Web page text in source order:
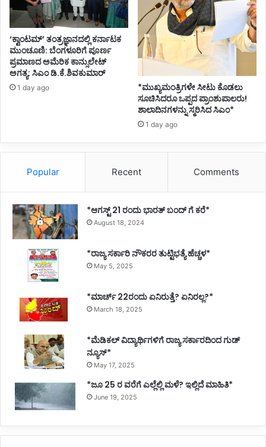
‘ಕ್ವಾಂಟಮ್’ ತಂತ್ರಜ್ಞಾನದಲ್ಲಿ ಕರ್ನಾಟಕ
ಮುಂಚೂಣಿ: ಬೆಂಗಳೂರಿಗೆ ಪೂರ್ಣ
ಪ್ರಮಾಣದ ಅಮೆರಿಕ ಕಾನ್ಸುಲೇಟ್
ಅಗತ್ಯ: ಸಿಎಂ ಡಿ.ಕೆ.ಶಿವಕುಮಾರ್
1 day ago
*ಮುಖ್ಯಮಂತ್ರಿಗಳೇ ಸೀಟು ಕೊಡಲು
ಸೂಚಿಸಿದರೂ ಒಪ್ಪದ ಪ್ರಾಂಶುಪಾಲರು!
ಶಾಲಾದಿನಗಳನ್ನು ಸ್ಮರಿಸಿದ ಸಿಎಂ*
1 day ago
Popular Recent Comments
*ಆಗಸ್ಟ್ 21 ರಂದು ಭಾರತ್‌ ಬಂದ್‌ ಗೆ ಕರೆ*
August 18, 2024
*ರಾಜ್ಯ ಸರ್ಕಾರಿ ನೌಕರರ ತುಟ್ಟಿಭತ್ಯೆ ಹೆಚ್ಚಳ*
May 5, 2025
*ಮಾರ್ಚ್ 22ರಂದು ಏನಿರುತ್ತೆ? ಏನಿರಲ್ಲ?*
March 18, 2025
*ಮೆಡಿಕಲ್ ವಿದ್ಯಾರ್ಥಿಗಳಿಗೆ ರಾಜ್ಯ ಸರ್ಕಾರದಿಂದ ಗುಡ್
ನ್ಯೂಸ್*
May 17, 2025
*ಜೂ 25 ರ ವರೆಗೆ ಎಲ್ಲೆಲ್ಲಿ ಮಳೆ? ಇಲ್ಲಿದೆ ಮಾಹಿತಿ*
June 19, 2025